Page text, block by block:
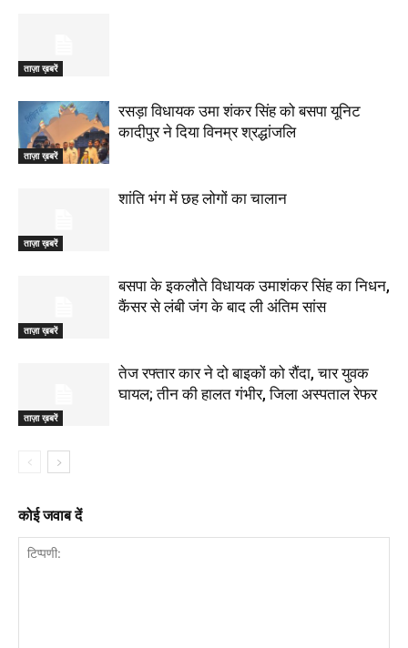
ताज़ा ख़बरें
ताज़ा ख़बरें
रसड़ा विधायक उमा शंकर सिंह को बसपा यूनिट
कादीपुर ने दिया विनम्र श्रद्धांजलि
ताज़ा ख़बरें
शांति भंग में छह लोगों का चालान
ताज़ा ख़बरें
बसपा के इकलौते विधायक उमाशंकर सिंह का निधन,
कैंसर से लंबी जंग के बाद ली अंतिम सांस
ताज़ा ख़बरें
तेज रफ्तार कार ने दो बाइकों को रौंदा, चार युवक
घायल; तीन की हालत गंभीर, जिला अस्पताल रेफर
कोई जवाब दें